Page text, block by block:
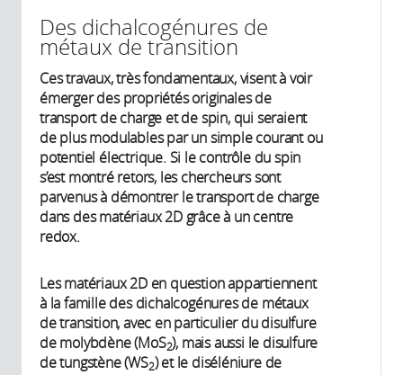
Des dichalcogénures de
métaux de transition
Ces travaux, très fondamentaux, visent à voir
émerger des propriétés originales de
transport de charge et de spin, qui seraient
de plus modulables par un simple courant ou
potentiel électrique. Si le contrôle du spin
s’est montré retors, les chercheurs sont
parvenus à démontrer le transport de charge
dans des matériaux 2D grâce à un centre
redox.
Les matériaux 2D en question appartiennent
à la famille des dichalcogénures de métaux
de transition, avec en particulier du disulfure
de molybdène (MoS2), mais aussi le disulfure
de tungstène (WS2) et le diséléniure de